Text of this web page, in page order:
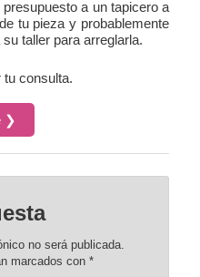
a un tapicero a
tu pieza y probablemente
taller para arreglarla.
consulta.
❯
no será publicada.
marcados con*